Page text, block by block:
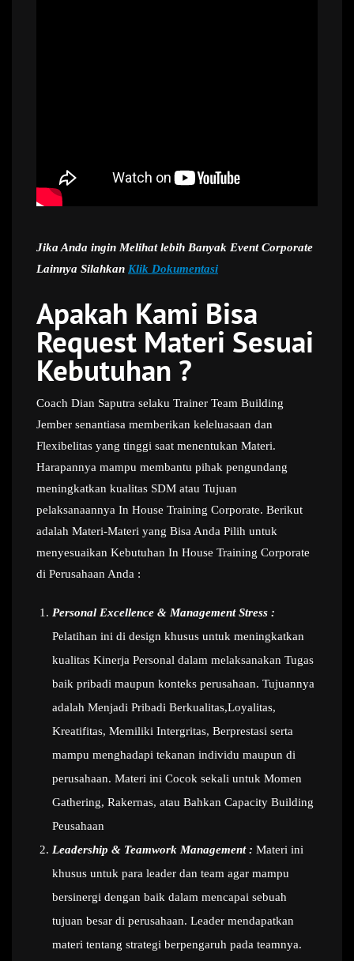
Jika Anda ingin Melihat lebih Banyak Event Corporate
Lainnya Silahkan Klik Dokumentasi
Apakah Kami Bisa
Request Materi Sesuai
Kebutuhan ?
Coach Dian Saputra selaku Trainer Team Building
Jember senantiasa memberikan keleluasaan dan
Flexibelitas yang tinggi saat menentukan Materi.
Harapannya mampu membantu pihak pengundang
meningkatkan kualitas SDM atau Tujuan
pelaksanaannya In House Training Corporate. Berikut
adalah Materi-Materi yang Bisa Anda Pilih untuk
menyesuaikan Kebutuhan In House Training Corporate
di Perusahaan Anda :
Personal Excellence & Management Stress :
Pelatihan ini di design khusus untuk meningkatkan
kualitas Kinerja Personal dalam melaksanakan Tugas
baik pribadi maupun konteks perusahaan. Tujuannya
adalah Menjadi Pribadi Berkualitas,Loyalitas,
Kreatifitas, Memiliki Intergritas, Berprestasi serta
mampu menghadapi tekanan individu maupun di
perusahaan. Materi ini Cocok sekali untuk Momen
Gathering, Rakernas, atau Bahkan Capacity Building
Peusahaan
Leadership & Teamwork Management : Materi ini
khusus untuk para leader dan team agar mampu
bersinergi dengan baik dalam mencapai sebuah
tujuan besar di perusahaan. Leader mendapatkan
materi tentang strategi berpengaruh pada teamnya.